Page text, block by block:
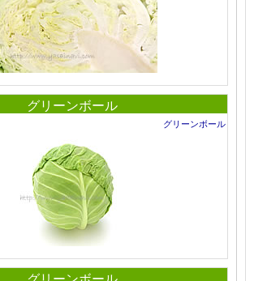
グリーンボール
グリーンボール